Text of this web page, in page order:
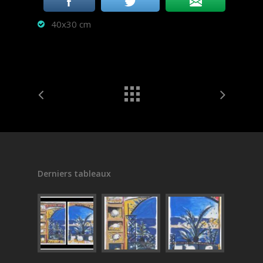
40x30 cm
Derniers tableaux